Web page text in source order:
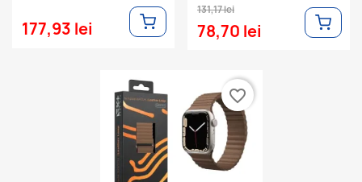
177,93 lei
131,17 lei
78,70 lei
favorite_border